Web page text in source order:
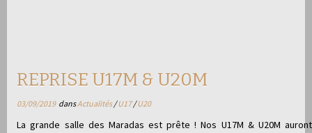
REPRISE U17M & U20M
03/09/2019dansActualités/U17/U20
La grande salle des Maradas est prête ! Nos U17M & U20M auront